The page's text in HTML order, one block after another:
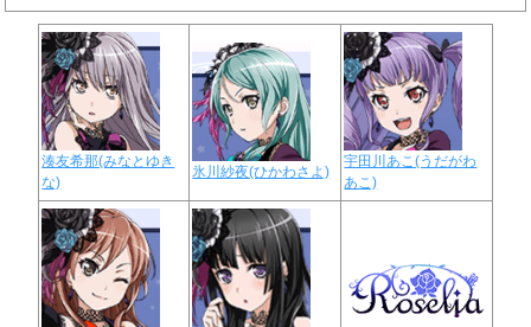
湊友希那(みなとゆき
な)
氷川紗夜(ひかわさよ)
宇田川あこ(うだがわ
あこ)